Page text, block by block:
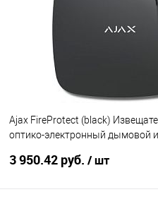
Купить в 1 клик
Ajax FireProtect (black)
оптико-электронный дымовой
3 950.42 руб. / шт